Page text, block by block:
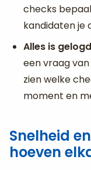
checks
kandidaten je
Alles is
een vraag
zien welke
moment en
Snelheid
hoeven